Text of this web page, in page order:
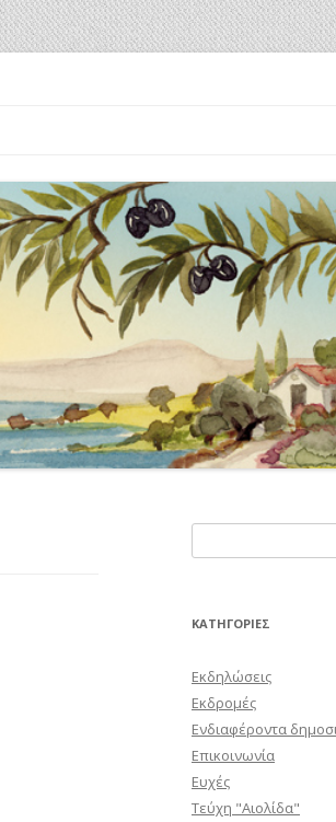
για:
KΑΤΗΓΟΡΊΕΣ
Εκδηλώσεις
Εκδρομές
Ενδιαφέροντα
Επικοινωνία
Ευχές
Τεύχη "Αιολίδα"